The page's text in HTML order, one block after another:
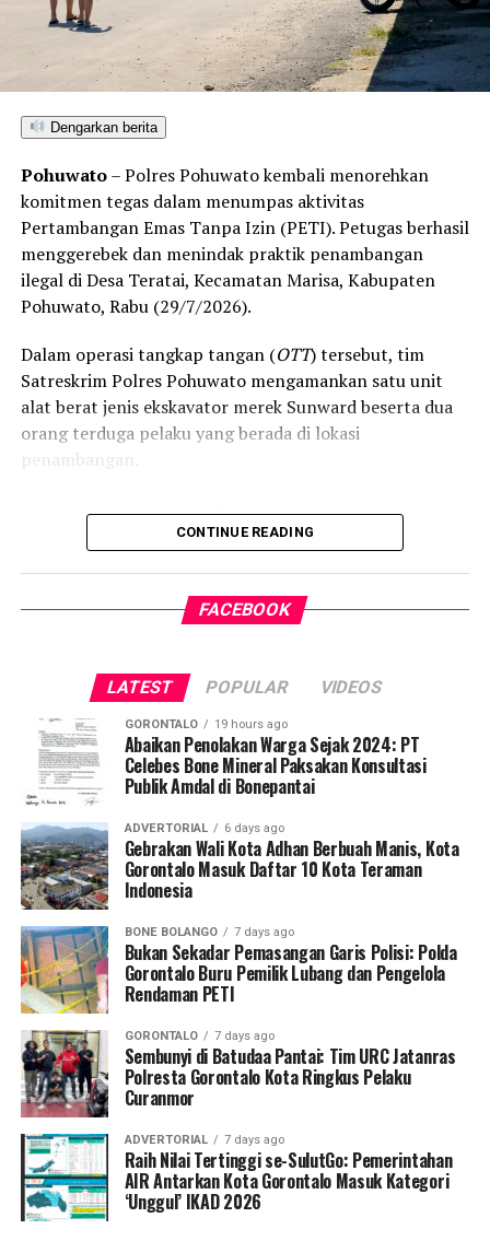
barang bukti telah diamankan di Mako Polresta
Gorontalo Kota guna menjalani proses hukum lebih
lanjut.
Dengarkan berita
Pohuwato– Polres Pohuwato kembali menorehkan
komitmen tegas dalam menumpas aktivitas
Pertambangan Emas Tanpa Izin (PETI). Petugas berhasil
menggerebek dan menindak praktik penambangan
ilegal di Desa Teratai, Kecamatan Marisa, Kabupaten
Pohuwato, Rabu (29/7/2026).
Dalam operasi tangkap tangan (OTT) tersebut, tim
Satreskrim Polres Pohuwato mengamankan satu unit
alat berat jenis ekskavator merek Sunward beserta dua
orang terduga pelaku yang berada di lokasi
penambangan.
resah terhadap maraknya aktivitas PETI di wilayah
tersebut. Menindaklanjuti laporan itu, Tim Satreskrim
Reskrim IPTU Renly H. Turangan, S.H. bergerak cepat
Selain alat berat, petugas menyita sederet barang bukti
operasional tambang ilegal, di antaranya mesin alkon,
karpet penyaring emas, pipa sambungan, selang
gabang, linggis, ember berisi sampel material tanah,
serta dua unit radio komunikasi (
Polisi turut mengamankan dua pria berinisial KR, yang
bertindak sebagai operator ekskavator, serta FM, yang
diduga kuat berperan sebagai pemodal sekaligus pemilik
alat berat tersebut.
Kapolres Pohuwato AKBP H. Busroni, S.I.K., M.H.
melalui Kasat Reskrim IPTU Renly H. Turangan, S.H.
menegaskan bahwa operasi penindakan ini merupakan
bukti nyata komitmen kepolisian dalam menegakkan
hukum tanpa pandang bulu terhadap segala bentuk
perusakan lingkungan.
“Kami tidak akan mentoleransi aktivitas pertambangan
tanpa izin di wilayah Pohuwato. Siapa pun yang terbukti
melanggar hukum akan kami tindak tegas dan proses
CONTINUE READING
FACEBOOK
LATEST POPULAR VIDEOS
GORONTALO 19 hours ago
Abaikan Penolakan Warga Sejak 2024: PT
Celebes Bone Mineral Paksakan Konsultasi
Publik Amdal di Bonepantai
ADVERTORIAL 6 days ago
Gebrakan Wali Kota Adhan Berbuah Manis, Kota
Gorontalo Masuk Daftar 10 Kota Teraman
Indonesia
BONE BOLANGO 7 days ago
Bukan Sekadar Pemasangan Garis Polisi: Polda
Gorontalo Buru Pemilik Lubang dan Pengelola
Rendaman PETI
GORONTALO 7 days ago
Sembunyi di Batudaa Pantai: Tim URC Jatanras
Polresta Gorontalo Kota Ringkus Pelaku
Curanmor
ADVERTORIAL 7 days ago
Raih Nilai Tertinggi se-SulutGo: Pemerintahan
AIR Antarkan Kota Gorontalo Masuk Kategori
‘Unggul’ IKAD 2026